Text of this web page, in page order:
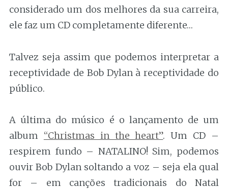
considerado um dos melhores da sua carreira,
ele faz um CD completamente diferente…
Talvez seja assim que podemos interpretar a
receptividade de Bob Dylan à receptividade do
público.
A última do músico é o lançamento de um
album “Christmas in the heart”. Um CD –
respirem fundo – NATALINO! Sim, podemos
ouvir Bob Dylan soltando a voz – seja ela qual
for – em canções tradicionais do Natal